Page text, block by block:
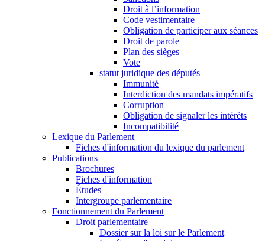
Droit à l’information
Code vestimentaire
Obligation de participer aux séances
Droit de parole
Plan des sièges
Vote
statut juridique des députés
Immunité
Interdiction des mandats impératifs
Corruption
Obligation de signaler les intérêts
Incompatibilité
Lexique du Parlement
Fiches d'information du lexique du parlement
Publications
Brochures
Fiches d'information
Études
Intergroupe parlementaire
Fonctionnement du Parlement
Droit parlementaire
Dossier sur la loi sur le Parlement